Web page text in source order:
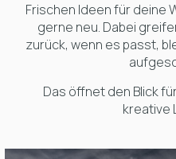
Frischen Ideen für deine
gerne neu. Dabei
zurück, wenn es passt,
Das öffnet den Blick
kreative